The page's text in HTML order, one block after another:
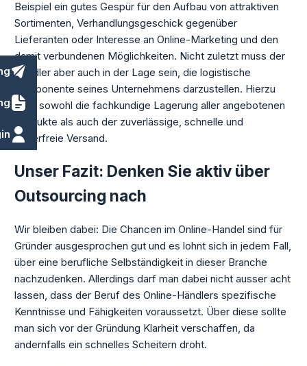
Beispiel ein gutes Gespür für den Aufbau von attraktiven
Sortimenten, Verhandlungsgeschick gegenüber
Lieferanten oder Interesse an Online-Marketing und den
damit verbundenen Möglichkeiten. Nicht zuletzt muss der
Händler aber auch in der Lage sein, die logistische
Komponente seines Unternehmens darzustellen. Hierzu
zählt sowohl die fachkundige Lagerung aller angebotenen
Produkte als auch der zuverlässige, schnelle und
fehlerfreie Versand.
Unser Fazit: Denken Sie aktiv über
Outsourcing nach
Wir bleiben dabei: Die Chancen im Online-Handel sind für
Gründer ausgesprochen gut und es lohnt sich in jedem Fall,
über eine berufliche Selbständigkeit in dieser Branche
nachzudenken. Allerdings darf man dabei nicht ausser acht
lassen, dass der Beruf des Online-Händlers spezifische
Kenntnisse und Fähigkeiten voraussetzt. Über diese sollte
man sich vor der Gründung Klarheit verschaffen, da
andernfalls ein schnelles Scheitern droht.